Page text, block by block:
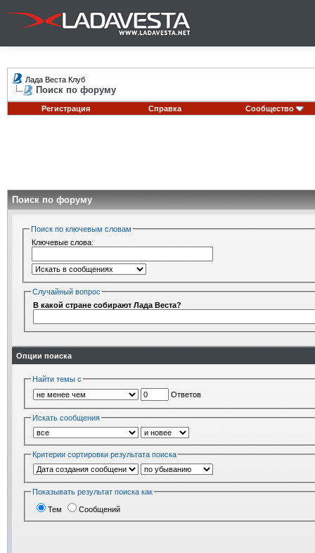
Лада Веста Клуб
Поиск по форуму
Регистрация Справка Сообщество
Поиск по форуму
Поиск по ключевым словам
Ключевые слова:
Случайный вопрос
В какой стране собирают Лада Веста?
Опции поиска
Найти темы с
Ответов
Искать сообщения
Критерии сортировки результата поиска
Показывать результат поиска как
Тем Сообщений